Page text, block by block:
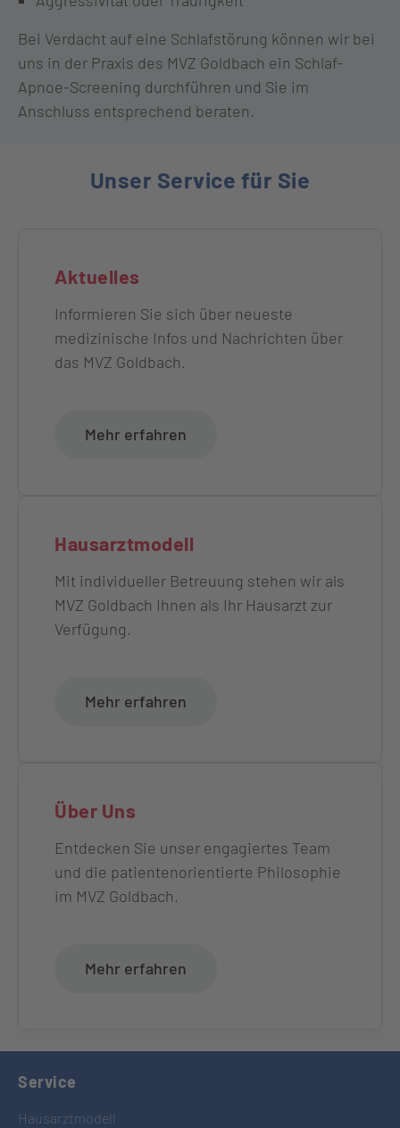
Bei Verdacht auf eine Schlafstörung können wir bei
uns in der Praxis des MVZ Goldbach ein Schlaf-
Apnoe-Screening durchführen und Sie im
Anschluss entsprechend beraten.
Unser Service für Sie
Aktuelles
Informieren Sie sich über neueste
medizinische Infos und Nachrichten über
das MVZ Goldbach.
Mehr erfahren
Hausarztmodell
Mit individueller Betreuung stehen wir als
MVZ Goldbach Ihnen als Ihr Hausarzt zur
Verfügung.
Mehr erfahren
Über Uns
Entdecken Sie unser engagiertes Team
und die patientenorientierte Philosophie
im MVZ Goldbach.
Mehr erfahren
Service
Hausarztmodell